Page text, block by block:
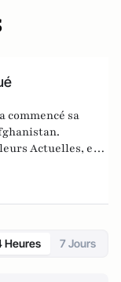
commencé sa
Actuelles, elle
dix ans. Elle a
Heures 7 Jours